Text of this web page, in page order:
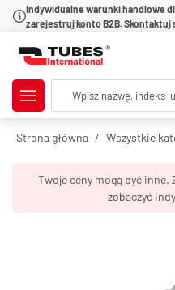
Indywidualne warunki handlowe
zarejestruj konto B2B. Skontaktuj
Strona główna Wszystkie
Twoje ceny mogą być inne.
zobaczyć